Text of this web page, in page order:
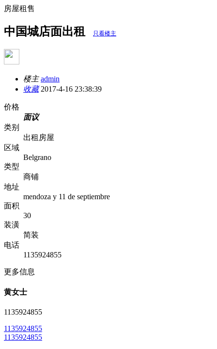
房屋租售
中国城店面出租 只看楼主
楼主 admin
收藏2017-4-16 23:38:39
价格
面议
类别
出租房屋
区域
Belgrano
类型
商铺
地址
mendoza y 11 de septiembre
面积
30
装潢
简装
电话
1135924855
更多信息
黄女士
1135924855
1135924855
1135924855